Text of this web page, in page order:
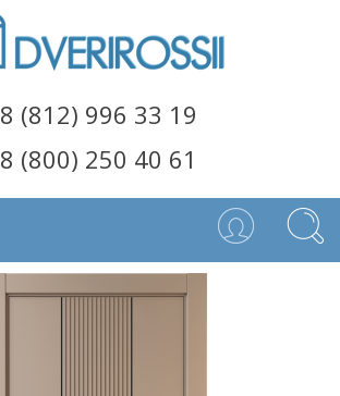
8 (812) 996 33 19
8 (800) 250 40 61